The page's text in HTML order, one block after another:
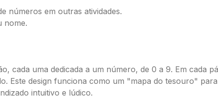
números em outras atividades.
nome.
cada uma dedicada a um número, de 0 a 9. Em cada
Este design funciona como um "mapa do tesouro"
intuitivo e lúdico.